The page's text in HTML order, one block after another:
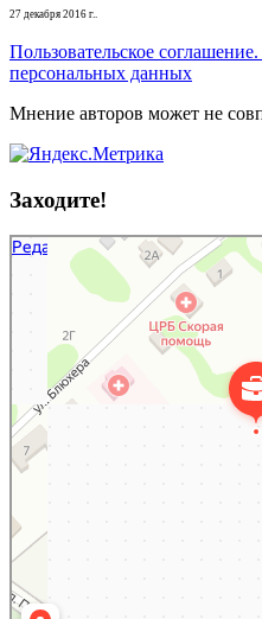
27 декабря 2016 г..
Пользовательское
персональных данных
Мнение авторов может не
Заходите!